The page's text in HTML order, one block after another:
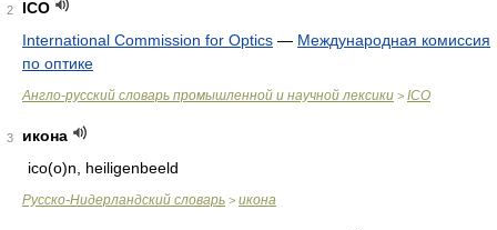
2
ICO
International Commission for Optics — Международная комиссия
по оптике
Англо-русский словарь промышленной и научной лексики > ICO
3
икона
ico(o)n, heiligenbeeld
Русско-Нидерландский словарь > икона